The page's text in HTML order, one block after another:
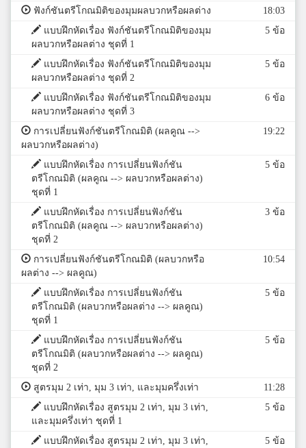
ฟังก์ชันตรีโกณมิติของมุมผลบวกหรือผลต่าง
18:03
แบบฝึกหัดเรื่อง ฟังก์ชันตรีโกณมิติของมุม
ผลบวกหรือผลต่าง ชุดที่ 1
5 ข้อ
แบบฝึกหัดเรื่อง ฟังก์ชันตรีโกณมิติของมุม
ผลบวกหรือผลต่าง ชุดที่ 2
5 ข้อ
แบบฝึกหัดเรื่อง ฟังก์ชันตรีโกณมิติของมุม
ผลบวกหรือผลต่าง ชุดที่ 3
6 ข้อ
การเปลี่ยนฟังก์ชันตรีโกณมิติ (ผลคูณ -->
ผลบวกหรือผลต่าง)
19:22
แบบฝึกหัดเรื่อง การเปลี่ยนฟังก์ชัน
ตรีโกณมิติ (ผลคูณ --> ผลบวกหรือผลต่าง)
ชุดที่ 1
5 ข้อ
แบบฝึกหัดเรื่อง การเปลี่ยนฟังก์ชัน
ตรีโกณมิติ (ผลคูณ --> ผลบวกหรือผลต่าง)
ชุดที่ 2
3 ข้อ
การเปลี่ยนฟังก์ชันตรีโกณมิติ (ผลบวกหรือ
ผลต่าง --> ผลคูณ)
10:54
แบบฝึกหัดเรื่อง การเปลี่ยนฟังก์ชัน
ตรีโกณมิติ (ผลบวกหรือผลต่าง --> ผลคูณ)
ชุดที่ 1
5 ข้อ
แบบฝึกหัดเรื่อง การเปลี่ยนฟังก์ชัน
ตรีโกณมิติ (ผลบวกหรือผลต่าง --> ผลคูณ)
ชุดที่ 2
5 ข้อ
สูตรมุม 2 เท่า, มุม 3 เท่า, และมุมครึ่งเท่า
11:28
แบบฝึกหัดเรื่อง สูตรมุม 2 เท่า, มุม 3 เท่า,
และมุมครึ่งเท่า ชุดที่ 1
5 ข้อ
แบบฝึกหัดเรื่อง สูตรมุม 2 เท่า, มุม 3 เท่า,
5 ข้อ